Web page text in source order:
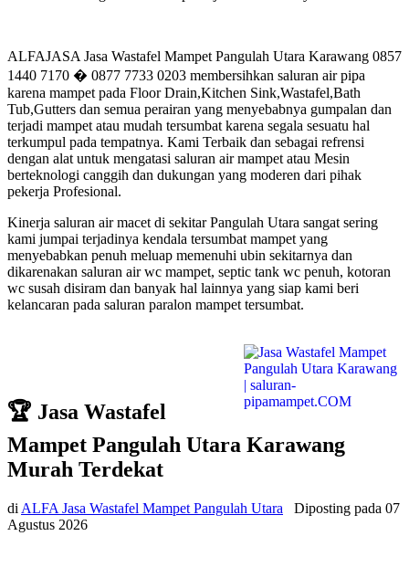
ALFAJASA Jasa Wastafel Mampet Pangulah Utara Karawang 0857
1440 7170 � 0877 7733 0203 membersihkan saluran air pipa
karena mampet pada Floor Drain,Kitchen Sink,Wastafel,Bath
Tub,Gutters dan semua perairan yang menyebabnya gumpalan dan
terjadi mampet atau mudah tersumbat karena segala sesuatu hal
terkumpul pada tempatnya. Kami Terbaik dan sebagai refrensi
dengan alat untuk mengatasi saluran air mampet atau Mesin
berteknologi canggih dan dukungan yang moderen dari pihak
pekerja Profesional.
Kinerja saluran air macet di sekitar Pangulah Utara sangat sering
kami jumpai terjadinya kendala tersumbat mampet yang
menyebabkan penuh meluap memenuhi ubin sekitarnya dan
dikarenakan saluran air wc mampet, septic tank wc penuh, kotoran
wc susah disiram dan banyak hal lainnya yang siap kami beri
kelancaran pada saluran paralon mampet tersumbat.
🏆 Jasa Wastafel
Mampet Pangulah Utara Karawang
Murah Terdekat
di ALFA Jasa Wastafel Mampet Pangulah Utara Diposting pada 07
Agustus 2026